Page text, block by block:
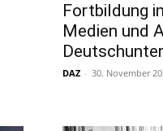
Fortbildung
Medien und
DAZ - 30. November